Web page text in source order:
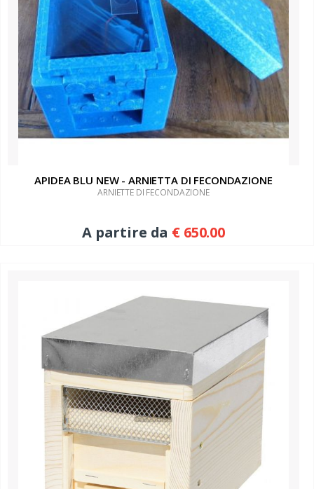
APIDEA BLU NEW - ARNIETTA DI FECONDAZIONE
ARNIETTE DI FECONDAZIONE
A partire da € 650.00